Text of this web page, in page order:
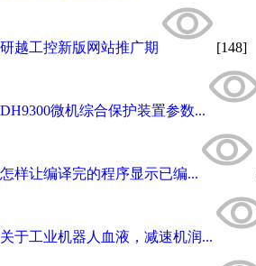
研越工控新版网站推广期 [148]
DH9300微机综合保护装置参数...
怎样让编译完的程序显示已编...
关于工业机器人血液，减速机润...